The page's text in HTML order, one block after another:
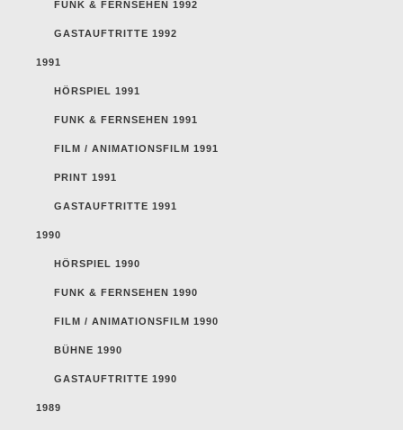
FUNK & FERNSEHEN 1992
GASTAUFTRITTE 1992
1991
HÖRSPIEL 1991
FUNK & FERNSEHEN 1991
FILM / ANIMATIONSFILM 1991
PRINT 1991
GASTAUFTRITTE 1991
1990
HÖRSPIEL 1990
FUNK & FERNSEHEN 1990
FILM / ANIMATIONSFILM 1990
BÜHNE 1990
GASTAUFTRITTE 1990
1989